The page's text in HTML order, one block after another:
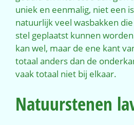
uniek en eenmalig, niet een
natuurlijk veel wasbakken
stel geplaatst kunnen
kan wel, maar de ene kant
totaal anders dan de
vaak totaal niet bij elkaar.
Natuurstenen